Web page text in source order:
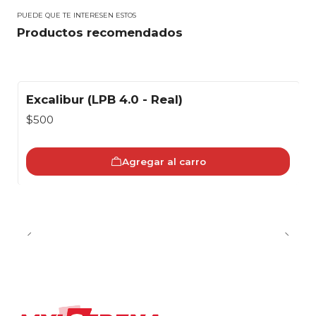
PUEDE QUE TE INTERESEN ESTOS
Productos recomendados
Excalibur (LPB 4.0 - Real)
$500
Agregar al carro